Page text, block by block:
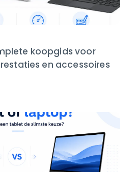
koopgids voor
en accessoires